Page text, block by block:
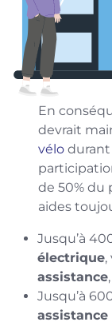
En
devrait
vélo durant
de 50% du
aides
Jusqu’à
électrique,
assistance,
Jusqu’à